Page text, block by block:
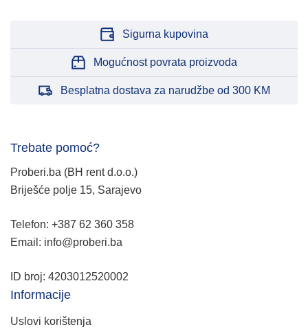
Sigurna kupovina
Mogućnost povrata proizvoda
Besplatna dostava za narudžbe od 300 KM
Trebate pomoć?
Proberi.ba (BH rent d.o.o.)
Briješće polje 15, Sarajevo
Telefon: +387 62 360 358
Email: info@proberi.ba
ID broj: 4203012520002
Informacije
Uslovi korištenja